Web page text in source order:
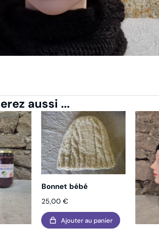
aussi ...
Bonnet bébé
25,00 €
Ajouter au panier